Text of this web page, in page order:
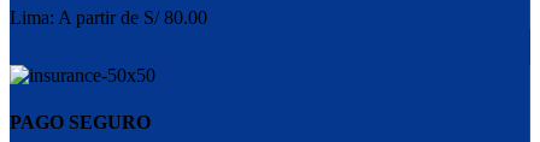
Lima: A partir de S/ 80.00
PAGO SEGURO